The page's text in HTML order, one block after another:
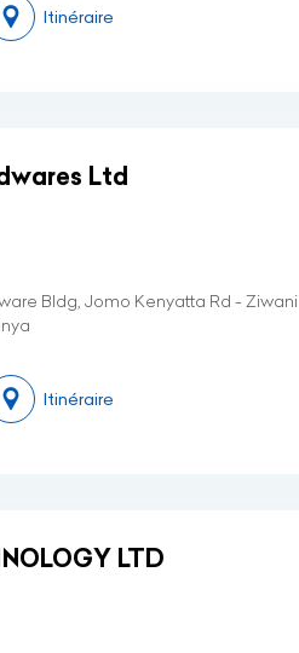
Itinéraire
Ltd
Bldg, Jomo Kenyatta Rd - Ziwani
Itinéraire
LTD